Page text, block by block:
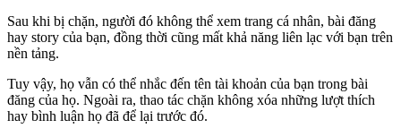
Sau khi bị chặn, người đó không thể xem trang cá nhân, bài đăng
hay story của bạn, đồng thời cũng mất khả năng liên lạc với bạn trên
nền tảng.
Tuy vậy, họ vẫn có thể nhắc đến tên tài khoản của bạn trong bài
đăng của họ. Ngoài ra, thao tác chặn không xóa những lượt thích
hay bình luận họ đã để lại trước đó.